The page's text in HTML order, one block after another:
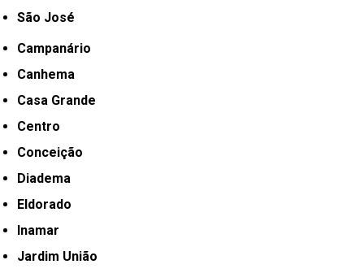
São José
Campanário
Canhema
Casa Grande
Centro
Conceição
Diadema
Eldorado
Inamar
Jardim União